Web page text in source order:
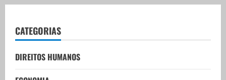
CATEGORIAS
DIREITOS HUMANOS